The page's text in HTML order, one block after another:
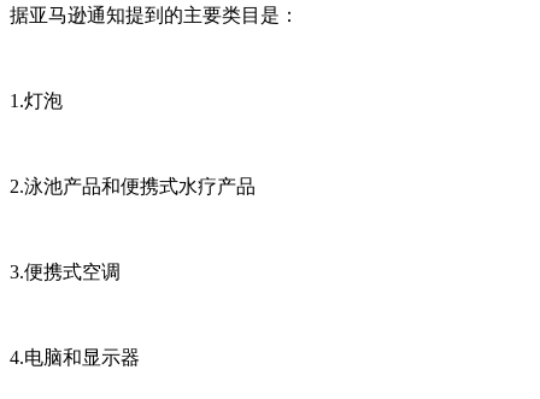
据亚马逊通知提到的主要类目是：
1.灯泡
2.泳池产品和便携式水疗产品
3.便携式空调
4.电脑和显示器